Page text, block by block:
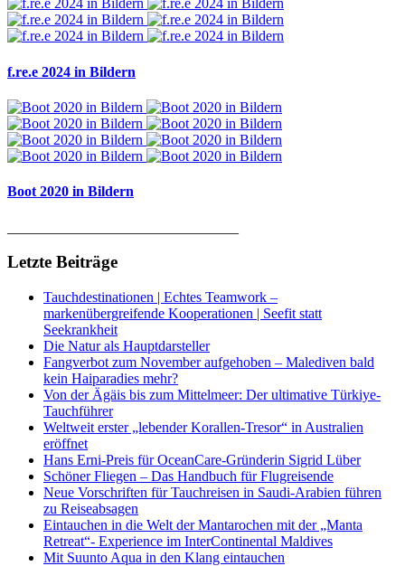
f.re.e 2024 in Bildern
Boot 2020 in Bildern
Letzte Beiträge
Tauchdestinationen | Echtes Teamwork –
markenübergreifende Kooperationen | Seefit statt
Seekrankheit
Die Natur als Hauptdarsteller
Fangverbot zum November aufgehoben – Malediven bald
kein Haiparadies mehr?
Von der Ägäis bis zum Mittelmeer: Der ultimative Türkiye-
Tauchführer
Weltweit erster „lebender Korallen-Tresor“ in Australien
eröffnet
Hans Erni-Preis für OceanCare-Gründerin Sigrid Lüber
Schöner Fliegen – Das Handbuch für Flugreisende
Neue Vorschriften für Tauchreisen in Saudi-Arabien führen
zu Reiseabsagen
Eintauchen in die Welt der Mantarochen mit der „Manta
Retreat“- Experience im InterContinental Maldives
Mit Suunto Aqua in den Klang eintauchen